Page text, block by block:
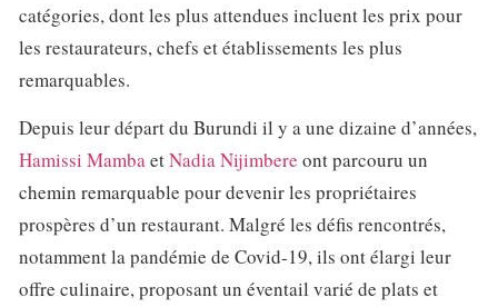
catégories, dont les plus attendues incluent les prix pour
les restaurateurs, chefs et établissements les plus
remarquables.
Depuis leur départ du Burundi il y a une dizaine d’années,
Hamissi MambaetNadia Nijimbere ont parcouru un
chemin remarquable pour devenir les propriétaires
prospères d’un restaurant. Malgré les défis rencontrés,
notamment la pandémie de Covid-19, ils ont élargi leur
offre culinaire, proposant un éventail varié de plats et